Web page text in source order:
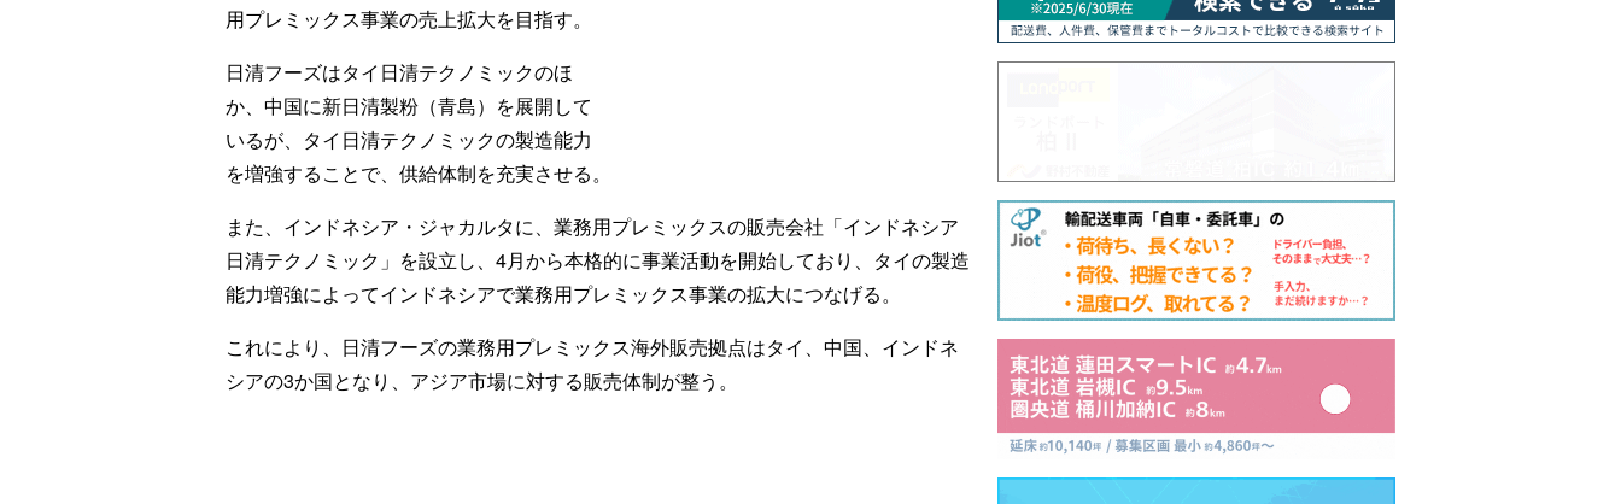
用プレミックス事業の売上拡大を目指す。
日清フーズはタイ日清テクノミックのほ
か、中国に新日清製粉（青島）を展開して
いるが、タイ日清テクノミックの製造能力
を増強することで、供給体制を充実させる。
また、インドネシア・ジャカルタに、業務用プレミックスの販売会社「インドネシア
日清テクノミック」を設立し、4月から本格的に事業活動を開始しており、タイの製造
能力増強によってインドネシアで業務用プレミックス事業の拡大につなげる。
これにより、日清フーズの業務用プレミックス海外販売拠点はタイ、中国、インドネ
シアの3か国となり、アジア市場に対する販売体制が整う。